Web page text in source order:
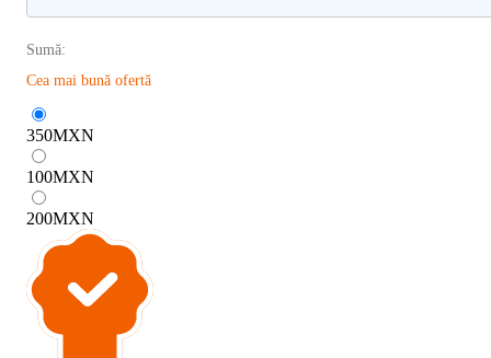
Sumă:
Cea mai bună ofertă
350MXN
100MXN
200MXN